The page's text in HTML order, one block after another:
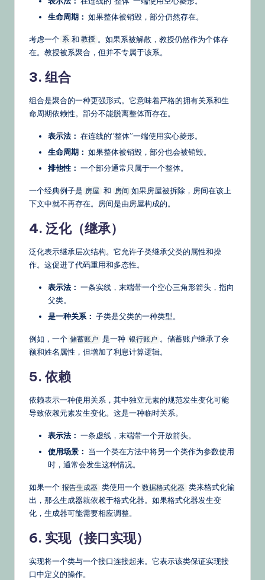
生命周期： 如果整体被销毁，部分仍然存在。
考虑一个 系 和 教授 。如果系被解散，教授仍然作为个体存
在。教授被系聚合，但并不专属于该系。
3. 组合
组合是聚合的一种更强形式。它意味着严格的拥有关系和生
命周期依赖性。部分不能脱离整体而存在。
表示法： 在连线的“整体”一端使用实心菱形。
生命周期： 如果整体被销毁，部分也会被销毁。
排他性： 一个部分通常只属于一个整体。
一个经典例子是 房屋 和 房间 如果房屋被拆除，房间在该上
下文中就不再存在。房间是由房屋构成的。
4. 泛化（继承）
泛化表示继承层次结构。它允许子类继承父类的属性和操
作。这促进了代码重用和多态性。
表示法： 一条实线，末端带一个空心三角形箭头，指向
父类。
是一种关系： 子类是父类的一种类型。
例如，一个 储蓄账户 是一种 银行账户 。储蓄账户继承了余
额和姓名属性，但增加了利息计算逻辑。
5. 依赖
依赖表示一种使用关系，其中独立元素的规范发生变化可能
导致依赖元素发生变化。这是一种临时关系。
表示法： 一条虚线，末端带一个开放箭头。
使用场景： 当一个类在方法中将另一个类作为参数使用
时，通常会发生这种情况。
如果一个 报告生成器 类使用一个 数据格式化器 类来格式化输
出，那么生成器就依赖于格式化器。如果格式化器发生变
化，生成器可能需要相应调整。
6. 实现（接口实现）
实现将一个类与一个接口连接起来。它表示该类保证实现接
口中定义的操作。